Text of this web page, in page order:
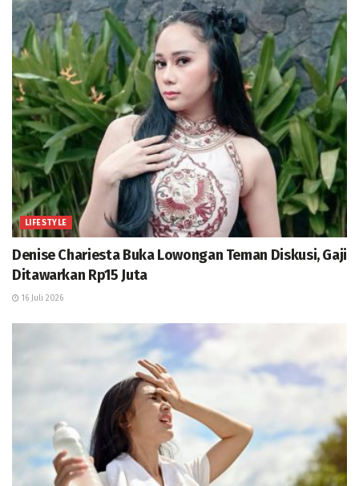
LIFESTYLE
Denise Chariesta Buka Lowongan Teman Diskusi, Gaji
Ditawarkan Rp15 Juta
16 Juli 2026